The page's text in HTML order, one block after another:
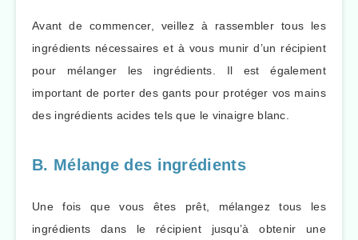
Avant de commencer, veillez à rassembler tous les
ingrédients nécessaires et à vous munir d’un récipient
pour mélanger les ingrédients. Il est également
important de porter des gants pour protéger vos mains
des ingrédients acides tels que le vinaigre blanc.
B. Mélange des ingrédients
Une fois que vous êtes prêt, mélangez tous les
ingrédients dans le récipient jusqu’à obtenir une